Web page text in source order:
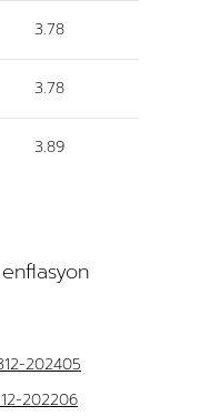
3.78
3.78
3.89
202405
202206